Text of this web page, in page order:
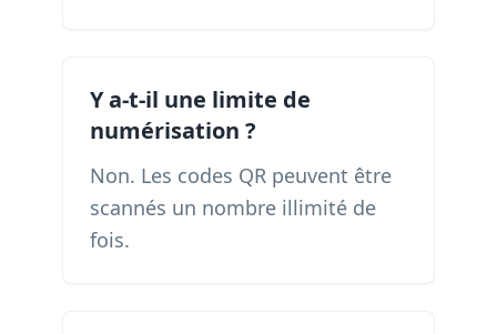
Y a-t-il une limite de
numérisation ?
Non. Les codes QR peuvent être
scannés un nombre illimité de
fois.